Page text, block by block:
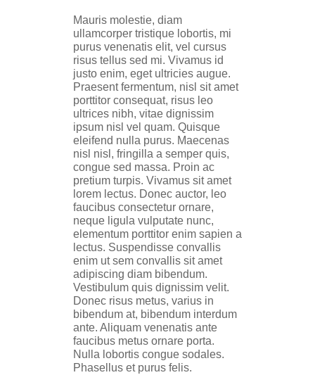
Mauris molestie, diam
ullamcorper tristique lobortis, mi
purus venenatis elit, vel cursus
risus tellus sed mi. Vivamus id
justo enim, eget ultricies augue.
Praesent fermentum, nisl sit amet
porttitor consequat, risus leo
ultrices nibh, vitae dignissim
ipsum nisl vel quam. Quisque
eleifend nulla purus. Maecenas
nisl nisl, fringilla a semper quis,
congue sed massa. Proin ac
pretium turpis. Vivamus sit amet
lorem lectus. Donec auctor, leo
faucibus consectetur ornare,
neque ligula vulputate nunc,
elementum porttitor enim sapien a
lectus. Suspendisse convallis
enim ut sem convallis sit amet
adipiscing diam bibendum.
Vestibulum quis dignissim velit.
Donec risus metus, varius in
bibendum at, bibendum interdum
ante. Aliquam venenatis ante
faucibus metus ornare porta.
Nulla lobortis congue sodales.
Phasellus et purus felis.